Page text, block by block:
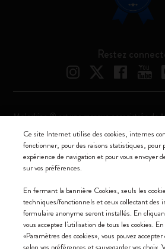
Restez
Nous acceptons
Moleskine ® est une marque enregistrée de
Moleskine srl a socio unico - Via
Italia - P. IVA / CCIAA n. 07234480965 -
Soc. €2.181.513,42
Ce site Internet utilise des cookies, internes
fonctionner, pour des raisons statistiques, pour
expérience de navigation et pour vous envoyer
sur vos préférences.
En fermant la bannière Cookies, seuls les
techniques/fonctionnels et ceux collectant des
formulaire anonyme seront installés. En
vous acceptez l'utilisation de tous les cookies.
«Paramètres des cookies», vous pouvez